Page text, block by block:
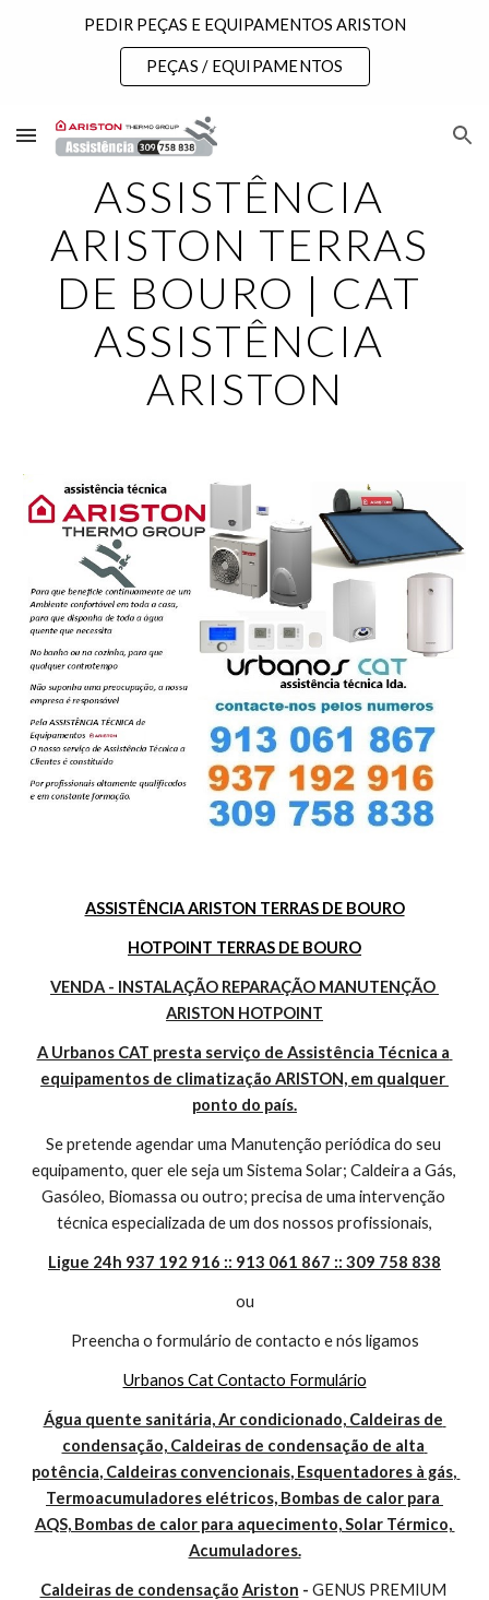
Skip to main content
PEDIR PEÇAS E EQUIPAMENTOS ARISTON
PEÇAS / EQUIPAMENTOS
ASSISTÊNCIA
ARISTON TERRAS
DE BOURO | CAT
ASSISTÊNCIA
ARISTON
ASSISTÊNCIA ARISTON TERRAS DE BOURO
HOTPOINT TERRAS DE BOURO
VENDA - INSTALAÇÃO REPARAÇÃO MANUTENÇÃO
ARISTON HOTPOINT
A Urbanos CAT presta serviço de Assistência Técnica a
equipamentos de climatização ARISTON, em qualquer
ponto do país.
Se pretende agendar uma Manutenção periódica do seu
equipamento, quer ele seja um Sistema Solar; Caldeira a Gás,
Gasóleo, Biomassa ou outro; precisa de uma intervenção
técnica especializada de um dos nossos profissionais,
Ligue 24h 937 192 916 :: 913 061 867 :: 309 758 838
ou
Preencha o formulário de contacto e nós ligamos
Urbanos Cat Contacto Formulário
Água quente sanitária, Ar condicionado, Caldeiras de
condensação, Caldeiras de condensação de alta
potência, Caldeiras convencionais, Esquentadores à gás,
Termoacumuladores elétricos, Bombas de calor para
AQS, Bombas de calor para aquecimento, Solar Térmico,
Acumuladores.
Caldeiras de condensação Ariston - GENUS PREMIUM